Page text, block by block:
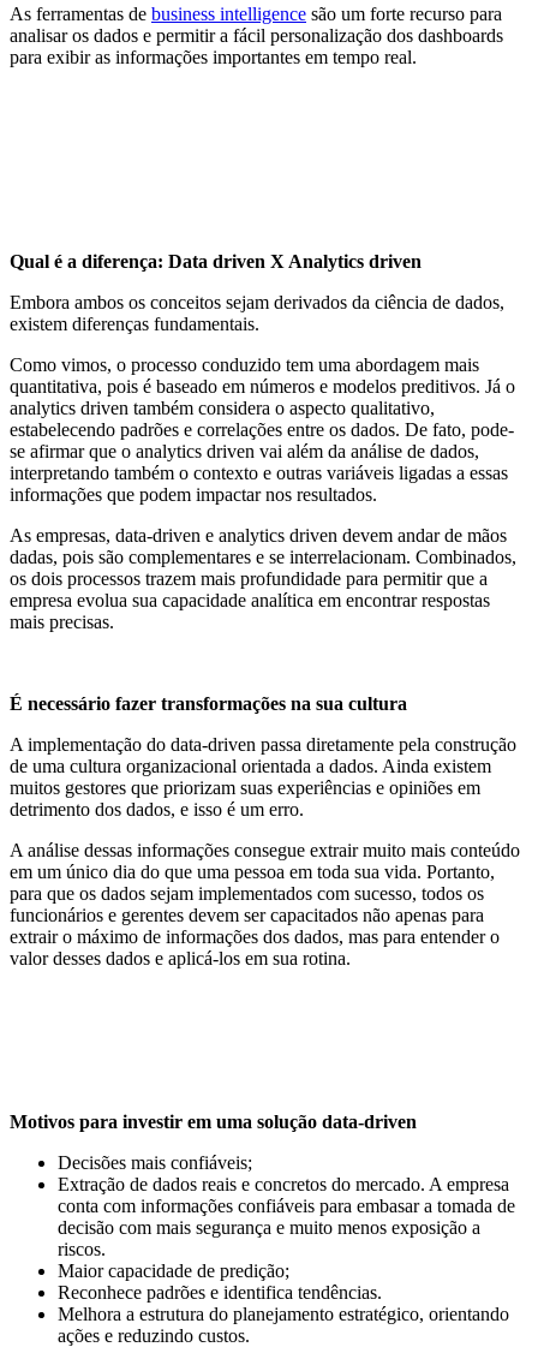
As ferramentas de business intelligence são um forte recurso para
analisar os dados e permitir a fácil personalização dos dashboards
para exibir as informações importantes em tempo real.
Qual é a diferença: Data driven X Analytics driven
Embora ambos os conceitos sejam derivados da ciência de dados,
existem diferenças fundamentais.
Como vimos, o processo conduzido tem uma abordagem mais
quantitativa, pois é baseado em números e modelos preditivos. Já o
analytics driven também considera o aspecto qualitativo,
estabelecendo padrões e correlações entre os dados. De fato, pode-
se afirmar que o analytics driven vai além da análise de dados,
interpretando também o contexto e outras variáveis ligadas a essas
informações que podem impactar nos resultados.
As empresas, data-driven e analytics driven devem andar de mãos
dadas, pois são complementares e se interrelacionam. Combinados,
os dois processos trazem mais profundidade para permitir que a
empresa evolua sua capacidade analítica em encontrar respostas
mais precisas.
É necessário fazer transformações na sua cultura
A implementação do data-driven passa diretamente pela construção
de uma cultura organizacional orientada a dados. Ainda existem
muitos gestores que priorizam suas experiências e opiniões em
detrimento dos dados, e isso é um erro.
A análise dessas informações consegue extrair muito mais conteúdo
em um único dia do que uma pessoa em toda sua vida. Portanto,
para que os dados sejam implementados com sucesso, todos os
funcionários e gerentes devem ser capacitados não apenas para
extrair o máximo de informações dos dados, mas para entender o
valor desses dados e aplicá-los em sua rotina.
Motivos para investir em uma solução data-driven
Decisões mais confiáveis;
Extração de dados reais e concretos do mercado. A empresa
conta com informações confiáveis para embasar a tomada de
decisão com mais segurança e muito menos exposição a
riscos.
Maior capacidade de predição;
Reconhece padrões e identifica tendências.
Melhora a estrutura do planejamento estratégico, orientando
ações e reduzindo custos.